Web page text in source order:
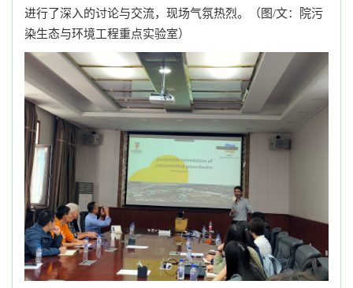
进行了深入的讨论与交流，现场气氛热烈。（图/文：院污
染生态与环境工程重点实验室）